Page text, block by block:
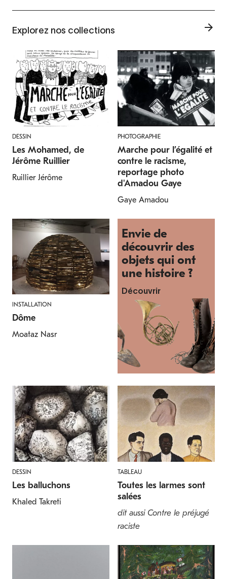
Explorez nos collections
DESSIN
Les Mohamed, de
Jérôme Ruillier
Ruillier Jérôme
PHOTOGRAPHIE
Marche pour l’égalité et
contre le racisme,
reportage photo
d'Amadou Gaye
Gaye Amadou
INSTALLATION
Dôme
Moataz Nasr
Envie de
découvrir des
objets qui ont
une histoire ?
Découvrir
DESSIN
Les balluchons
Khaled Takreti
TABLEAU
Toutes les larmes sont
salées
dit aussi Contre le préjugé
raciste